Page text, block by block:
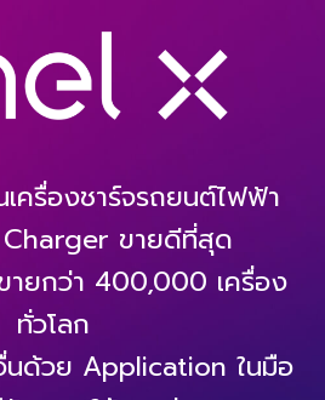
ครื่องชาร์จรถยนต์ไฟฟ้า
ขายดีที่สุด
ยกว่า 400,000 เครื่อง
ทั่วโลก
นด้วย Application ในมือ